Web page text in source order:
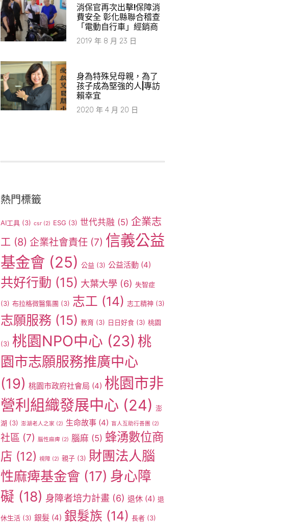
消保官再次出擊!保障消
費安全 彰化縣聯合稽查
「電動自行車」經銷商
2019 年 8 月 23 日
身為特殊兒母親，為了
孩子成為堅強的人|專訪
賴幸宜
2020 年 4 月 20 日
熱門標籤
AI工具 (3) csr (2) ESG (3) 世代共融 (5) 企業志
工 (8) 企業社會責任 (7) 信義公益
基金會 (25) 公益 (3) 公益活動 (4)
共好行動 (15) 大葉大學 (6) 失智症
(3) 布拉格微醫集團 (3) 志工 (14) 志工精神 (3)
志願服務 (15) 教育 (3) 日日好食 (3) 桃園
(3) 桃園NPO中心 (23) 桃
園市志願服務推廣中心
(19) 桃園市政府社會局 (4) 桃園市非
營利組織發展中心 (24) 澎
湖 (3) 澎湖老人之家 (2) 生命故事 (4) 盲人互助行善團 (2)
社區 (7) 腦性麻痺 (2) 腦麻 (5) 蜂湧數位商
店 (12) 視障 (2) 親子 (3) 財團法人腦
性麻痺基金會 (17) 身心障
礙 (18) 身障者培力計畫 (6) 退休 (4) 退
休生活 (3) 銀髮 (4) 銀髮族 (14) 長者 (3)